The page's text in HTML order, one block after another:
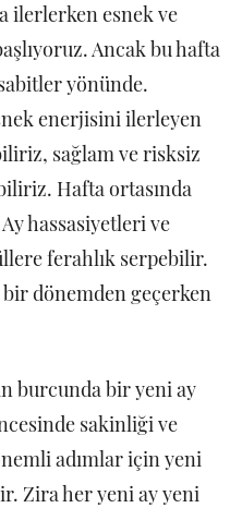
ilerlerken esnek ve
Ancak bu hafta
yönünde.
enerjisini ilerleyen
sağlam ve risksiz
Hafta ortasında
hassasiyetleri ve
ferahlık serpebilir.
bir dönemden geçerken
burcunda bir yeni ay
sakinliği ve
adımlar için yeni
Zira her yeni ay yeni